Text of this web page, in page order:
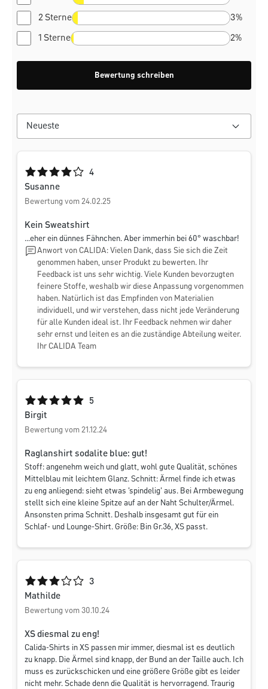
2 Sterne 3%
1 Sterne 2%
Bewertung schreiben
Durchschnittliche Bewertung von 4 von 5 Sternen
4
Susanne
Bewertung vom 24.02.25
Kein Sweatshirt
...eher ein dünnes Fähnchen. Aber immerhin bei 60° waschbar!
Anwort von CALIDA: Vielen Dank, dass Sie sich die Zeit
genommen haben, unser Produkt zu bewerten. Ihr
Feedback ist uns sehr wichtig. Viele Kunden bevorzugten
feinere Stoffe, weshalb wir diese Anpassung vorgenommen
haben. Natürlich ist das Empfinden von Materialien
individuell, und wir verstehen, dass nicht jede Veränderung
für alle Kunden ideal ist. Ihr Feedback nehmen wir daher
sehr ernst und leiten es an die zuständige Abteilung weiter.
Ihr CALIDA Team
Durchschnittliche Bewertung von 5 von 5 Sternen
5
Birgit
Bewertung vom 21.12.24
Raglanshirt sodalite blue: gut!
Stoff: angenehm weich und glatt, wohl gute Qualität, schönes
Mittelblau mit leichtem Glanz. Schnitt: Ärmel finde ich etwas
zu eng anliegend: sieht etwas 'spindelig' aus. Bei Armbewegung
stellt sich eine kleine Spitze auf an der Naht Schulter/Ärmel.
Ansonsten prima Schnitt. Deshalb insgesamt gut für ein
Schlaf- und Lounge-Shirt. Größe: Bin Gr.36, XS passt.
Durchschnittliche Bewertung von 3 von 5 Sternen
3
Mathilde
Bewertung vom 30.10.24
XS diesmal zu eng!
Calida-Shirts in XS passen mir immer, diesmal ist es deutlich
zu knapp. Die Ärmel sind knapp, der Bund an der Taille auch. Ich
muss es zurückschicken und eine größere Größe gibt es leider
nicht mehr. Schade denn die Qualität is hervorragend. Traurig